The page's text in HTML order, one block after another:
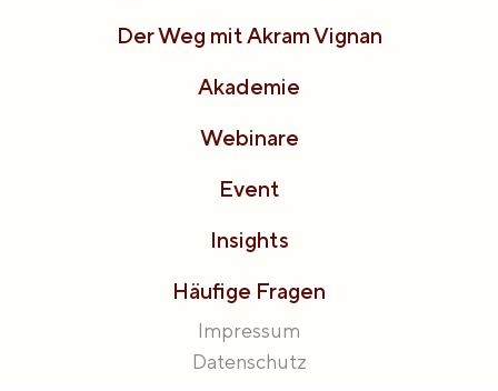
Der Weg mit Akram Vignan
Akademie
Webinare
Event
Insights
Häufige Fragen
Impressum
Datenschutz